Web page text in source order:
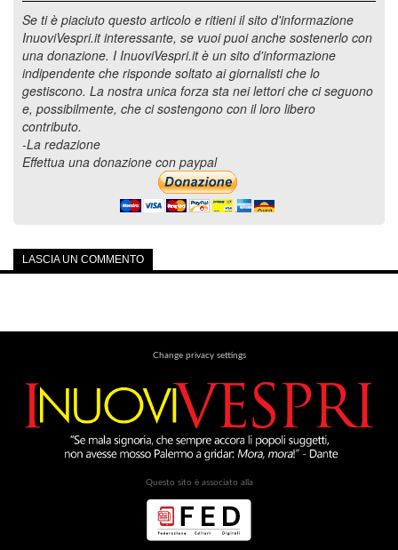
Se ti è piaciuto questo articolo e ritieni il sito d'informazione
InuoviVespri.it interessante, se vuoi puoi anche sostenerlo con
una donazione. I InuoviVespri.it è un sito d'informazione
indipendente che risponde soltato ai giornalisti che lo
gestiscono. La nostra unica forza sta nei lettori che ci seguono
e, possibilmente, che ci sostengono con il loro libero
contributo.
-La redazione
Effettua una donazione con paypal
LASCIA UN COMMENTO
Change privacy settings
Questo sito è associato alla